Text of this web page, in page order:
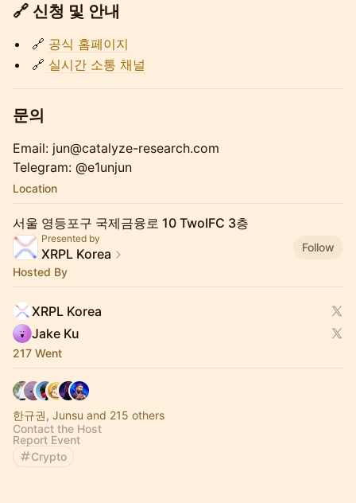
🔗 신청 및 안내
🔗 공식 홈페이지
🔗 실시간 소통 채널
​​문의
Email: jun@catalyze-research.com
Telegram: @e1unjun
Location
서울 영등포구 국제금융로 10 TwoIFC 3층
Presented by
XRPL Korea
Follow
Hosted By
XRPL Korea
Jake Ku
217 Went
한규권, Junsu and 215 others
Contact the Host
Report Event
Crypto